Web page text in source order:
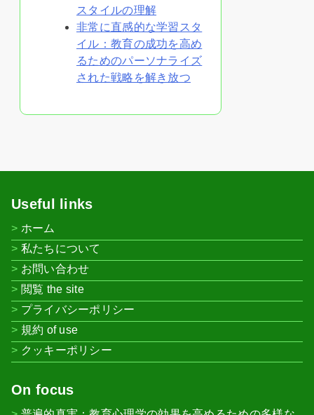
スタイルの理解
非常に直感的な学習スタ
イル：教育の成功を高め
るためのパーソナライズ
された戦略を解き放つ
Useful links
ホーム
私たちについて
お問い合わせ
閲覧 the site
プライバシーポリシー
規約 of use
クッキーポリシー
On focus